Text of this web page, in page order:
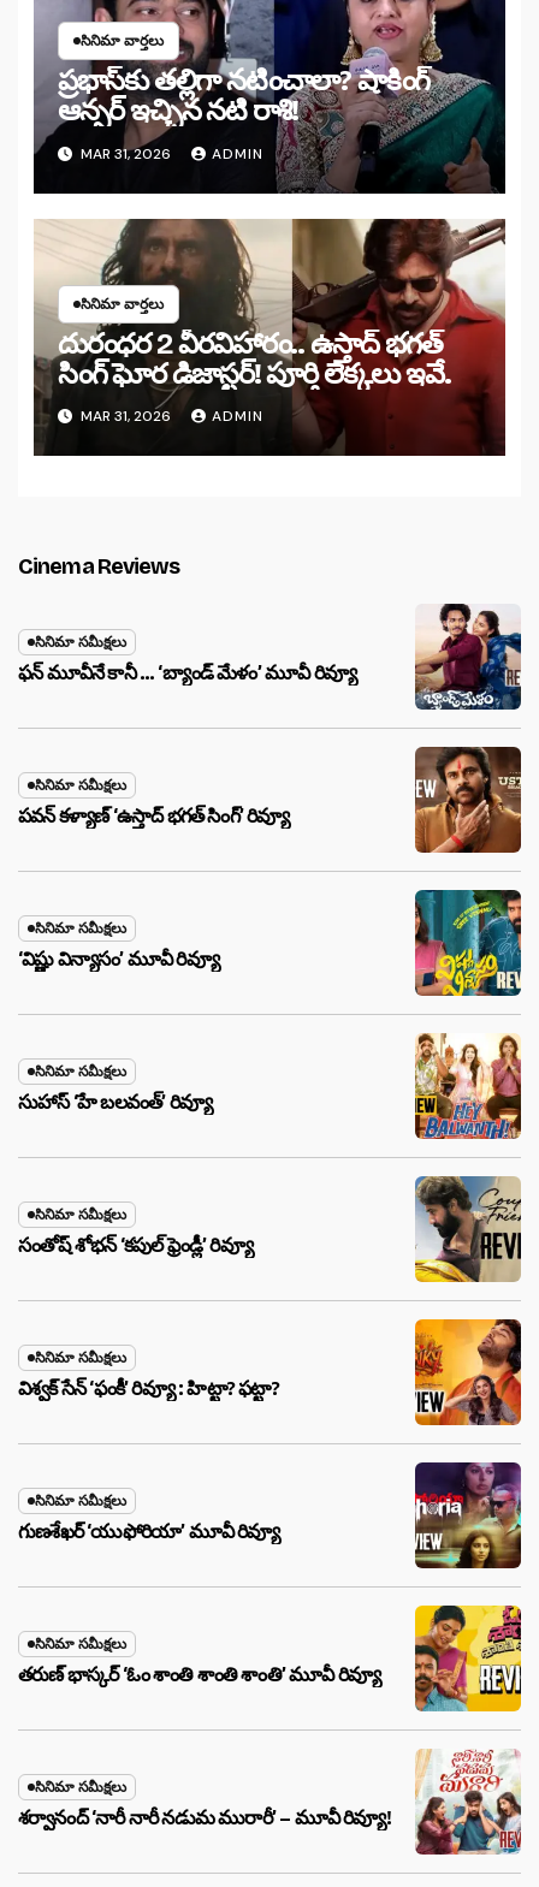
సినిమా వార్తలు
ప్రభాస్‌కు తల్లిగా నటించాలా? షాకింగ్
ఆన్సర్ ఇచ్చిన నటి రాశి!
MAR 31, 2026 ADMIN
సినిమా వార్తలు
దురంధర 2 వీరవిహారం.. ఉస్తాద్ భగత్
సింగ్ ఘోర డిజాస్టర్! పూర్తి లెక్కలు ఇవే.
MAR 31, 2026 ADMIN
Cinema Reviews
సినిమా సమీక్షలు
ఫన్ మూవీనే కానీ … ‘బ్యాండ్‌ మేళం’ మూవీ రివ్యూ
సినిమా సమీక్షలు
పవన్ కళ్యాణ్ ‘ఉస్తాద్ భ‌గ‌త్ సింగ్’ రివ్యూ
సినిమా సమీక్షలు
‘విష్ణు విన్యాసం’ మూవీ రివ్యూ
సినిమా సమీక్షలు
సుహాస్ ‘హే బలవంత్’ రివ్యూ
సినిమా సమీక్షలు
సంతోష్ శోభన్ ‘కపుల్ ఫ్రెండ్లీ’ రివ్యూ
సినిమా సమీక్షలు
విశ్వక్ సేన్ ‘ఫంకీ’ రివ్యూ : హిట్టా? ఫట్టా?
సినిమా సమీక్షలు
గుణశేఖర్ ‘యుఫోరియా’ మూవీ రివ్యూ
సినిమా సమీక్షలు
తరుణ్ భాస్కర్ ‘ఓం శాంతి శాంతి శాంతి’ మూవీ రివ్యూ
సినిమా సమీక్షలు
శర్వానంద్ ‘నారీ నారీ నడుమ మురారీ’ – మూవీ రివ్యూ!